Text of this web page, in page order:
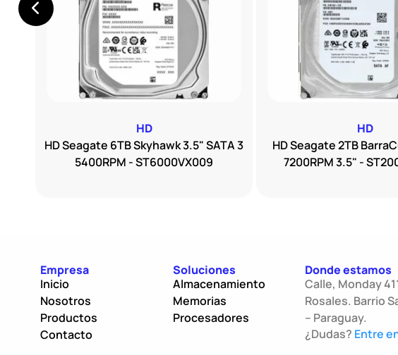
HD
HD Seagate 2TB
7200RPM 3.5" -
HD
HD Seagate 6TB Skyhawk 3.5" SATA 3
5400RPM - ST6000VX009
Empresa
Inicio
Nosotros
Productos
Contacto
Soluciones
Almacenamiento
Memorias
Procesadores
Donde estamos
Calle, Monday
Rosales. Barrio
– Paraguay.
¿Dudas? Entre